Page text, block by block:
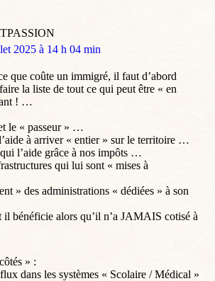
2025 à 14 h 04 min
que coûte un immigré, il faut d’abord
la liste de tout ce qui peut être « en
! …
le « passeur » …
à arriver « entier » sur le territoire …
l’aide grâce à nos impôts …
qui lui sont « mises à
» des administrations « dédiées » à son
il bénéficie alors qu’il n’a JAMAIS cotisé à
» :
dans les systèmes « Scolaire / Médical »